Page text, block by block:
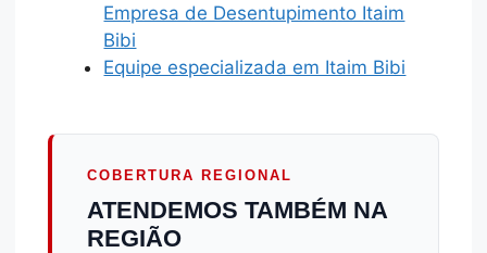
Empresa de Desentupimento Itaim
Bibi
Equipe especializada em Itaim Bibi
COBERTURA REGIONAL
ATENDEMOS TAMBÉM NA
REGIÃO